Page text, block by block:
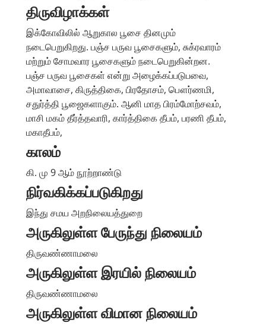
திருவிழாக்கள்
இக்கோவிலில் ஆறுகால பூசை தினமும்
நடைபெறுகிறது. பஞ்ச பருவ பூசைகளும், சுக்ரவாரம்
மற்றும் சோமவார பூசைகளும் நடைபெறுகின்றன.
பஞ்ச பருவ பூசைகள் என்று அழைக்கப்படுபவை,
அமாவாசை, கிருத்திகை, பிரதோசம், பௌர்ணமி,
சதுர்த்தி பூஜைகளாகும். ஆனி மாத பிரம்மோற்சவம்,
மாசி மகம் தீர்த்தவாரி, கார்த்திகை தீபம், பரணி தீபம்,
மகாதீபம்,
காலம்
கி. மு 9 ஆம் நூற்றாண்டு
நிர்வகிக்கப்படுகிறது
இந்து சமய அறநிலையத்துறை
அருகிலுள்ள பேருந்து நிலையம்
திருவண்ணாமலை
அருகிலுள்ள இரயில் நிலையம்
திருவண்ணாமலை
அருகிலுள்ள விமான நிலையம்